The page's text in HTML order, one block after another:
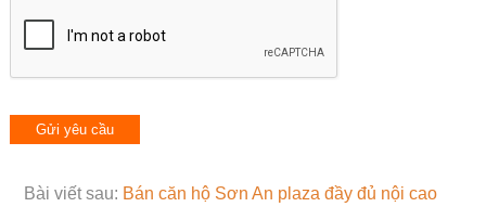
Bài viết sau: Bán căn hộ Sơn An plaza đầy đủ nội cao